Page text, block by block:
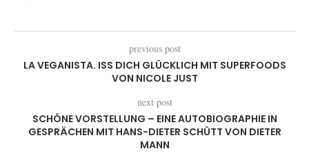
previous post
LA VEGANISTA. ISS DICH GLÜCKLICH MIT SUPERFOODS
VON NICOLE JUST
next post
SCHÖNE VORSTELLUNG – EINE AUTOBIOGRAPHIE IN
GESPRÄCHEN MIT HANS-DIETER SCHÜTT VON DIETER
MANN